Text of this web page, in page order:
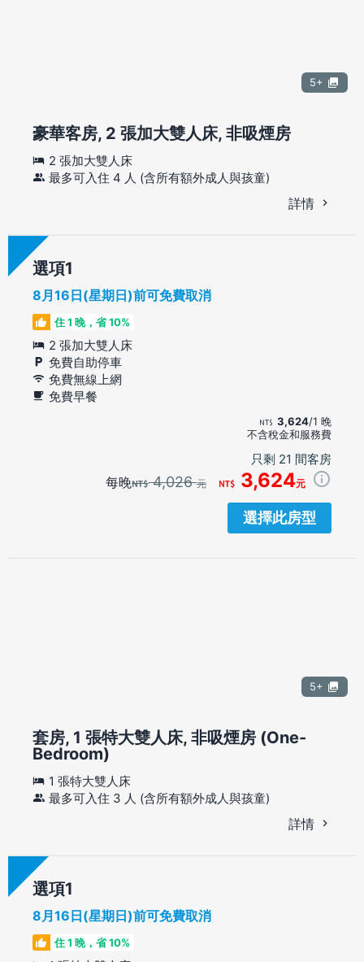
5+
豪華客房, 2 張加大雙人床, 非吸煙房
2 張加大雙人床
最多可入住 4 人 (含所有額外成人與孩童)
詳情
選項
8月16日(星期日)前可免費取消
住 1 晚，省 10%
2 張加大雙人床
免費自助停車
免費無線上網
免費早餐
3,624/1 晚
不含稅金和服務費
只剩 21 間客房
每晚 4,026元 3,624元
選擇此房型
5+
套房, 1 張特大雙人床, 非吸煙房 (One-
Bedroom)
1 張特大雙人床
最多可入住 3 人 (含所有額外成人與孩童)
詳情
選項
8月16日(星期日)前可免費取消
住 1 晚，省 10%